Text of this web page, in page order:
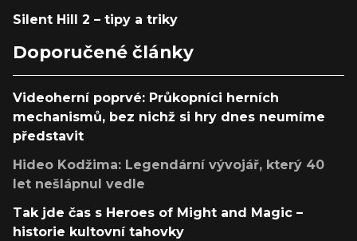
Silent Hill 2 – tipy a triky
Doporučené články
Videoherní poprvé: Průkopníci herních
mechanismů, bez nichž si hry dnes neumíme
představit
Hideo Kodžima: Legendární vývojář, který 40
let nešlápnul vedle
Tak jde čas s Heroes of Might and Magic –
historie kultovní tahovky